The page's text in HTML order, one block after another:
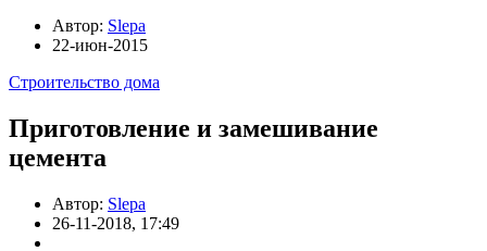
Автор: Slepa
22-июн-2015
Строительство дома
Приготовление и замешивание
цемента
Автор: Slepa
26-11-2018, 17:49